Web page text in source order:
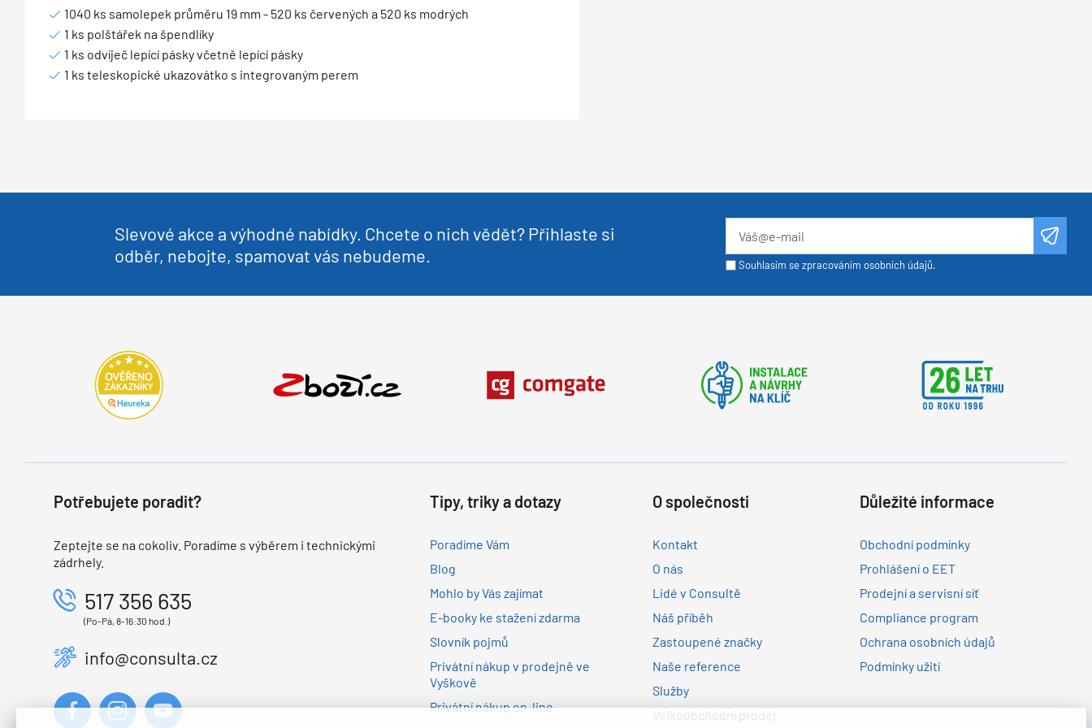
1040 ks samolepek průměru 19 mm - 520 ks červených a 520 ks modrých
1 ks polštářek na špendlíky
1 ks odvíječ lepící pásky včetně lepící pásky
1 ks teleskopické ukazovátko s integrovaným perem
Slevové akce a výhodné nabídky. Chcete o nich vědět? Přihlaste si
odběr, nebojte, spamovat vás nebudeme.
Souhlasím se zpracováním osobních údajů.
Potřebujete poradit?
Zeptejte se na cokoliv. Poradíme s výběrem i technickými
zádrhely.
517 356 635
(Po-Pá, 8-16:30 hod.)
info@consulta.cz
Tipy, triky a dotazy
Poradíme Vám
Blog
Mohlo by Vás zajímat
E-booky ke stažení zdarma
Slovník pojmů
Privátní nákup v prodejně ve
Vyškově
Privátní nákup on-line
O společnosti
Kontakt
O nás
Lidé v Consultě
Náš příběh
Zastoupené značky
Naše reference
Služby
Velkoobchodní prodej
Důležité informace
Obchodní podmínky
Prohlášení o EET
Prodejní a servisní síť
Compliance program
Ochrana osobních údajů
Podmínky užití